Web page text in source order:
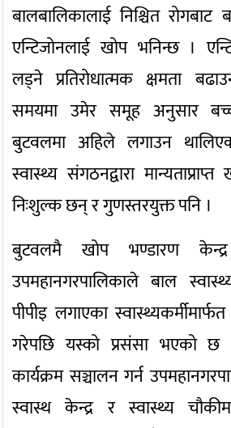
बालबालिकालाई निश्चित रोगबाट
एन्टिजोनलाई खोप भनिन्छ ।
लड्ने प्रतिरोधात्मक क्षमता
समयमा उमेर समूह अनुसार
बुटवलमा अहिले लगाउन
स्वास्थ्य संगठनद्वारा
निःशुल्क छन् र गुणस्तरयुक्त पनि ।
बुटवलमै खोप भण्डारण
उपमहानगरपालिकाले बाल
पीपीइ लगाएका
गरेपछि यस्को प्रसंसा भएको छ
कार्यक्रम सञ्चालन गर्न
स्वास्थ केन्द्र र स्वास्थ्य